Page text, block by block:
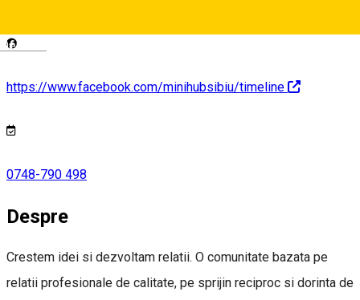
Deutsch
https://www.facebook.com/minihubsibiu/timeline
0748-790 498
Despre
Crestem idei si dezvoltam relatii. O comunitate bazata pe
relatii profesionale de calitate, pe sprijin reciproc si dorinta de